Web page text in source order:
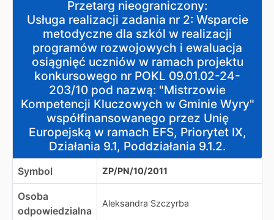
Usługa realizacji zadania nr 2: Wsparcie metodyczne
Przetarg nieograniczony:
Usługa realizacji zadania nr 2: Wsparcie
metodyczne dla szkól w realizacji
programów rozwojowych i ewaluacja
osiągnięć uczniów w ramach projektu
konkursowego nr POKL 09.01.02-24-
203/10 pod nazwą: "Mistrzowie
Kompetencji Kluczowych w Gminie Wyry"
współfinansowanego przez Unię
Europejską w ramach EFS, Priorytet IX,
Działania 9.1, Poddziałania 9.1.2.
Symbol ZP/PN/10/2011
Osoba
odpowiedzialna
Aleksandra Szczyrba